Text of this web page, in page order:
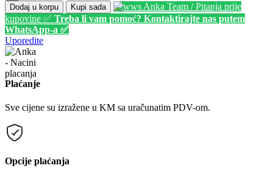
Dodaj u korpu
Kupi sada
Anka Team / Pitanja prije
kupovine ✅ Treba li vam pomoć? Kontaktirajte nas putem
WhatsApp-a ✅
Uporedite
Plaćanje
Sve cijene su izražene u KM sa uračunatim PDV-om.
Opcije plaćanja